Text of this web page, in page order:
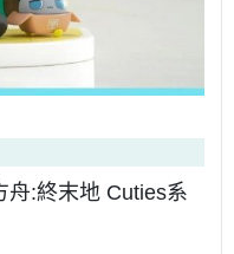
舟:終末地 Cuties系